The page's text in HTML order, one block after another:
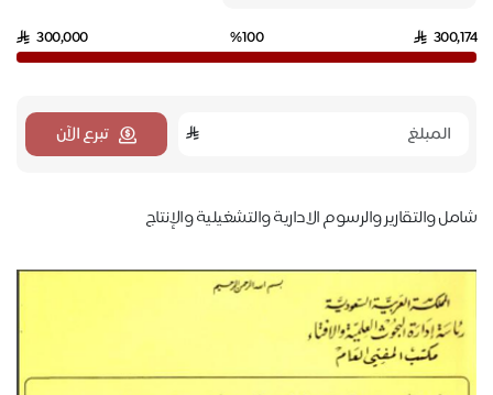
300,174
%100
300,000
تبرع الآن
شامل والتقارير والرسوم الادارية والتشغيلية والإنتاج